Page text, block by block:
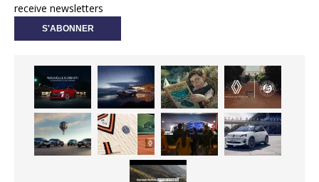
receive newsletters